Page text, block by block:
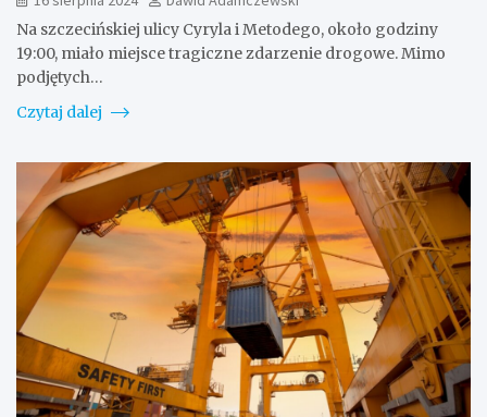
Na szczecińskiej ulicy Cyryla i Metodego, około godziny
19:00, miało miejsce tragiczne zdarzenie drogowe. Mimo
podjętych…
Czytaj dalej